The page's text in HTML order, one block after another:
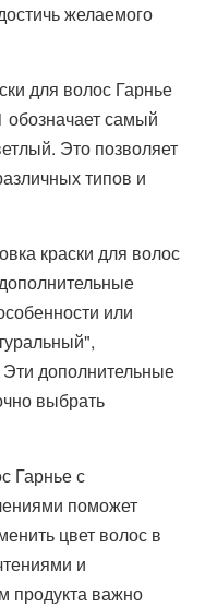
желаемого
для волос Гарнье
обозначает самый
Это позволяет
типов и
краски для волос
или
дополнительные
выбрать
Гарнье с
поможет
цвет волос в
и
продукта важно